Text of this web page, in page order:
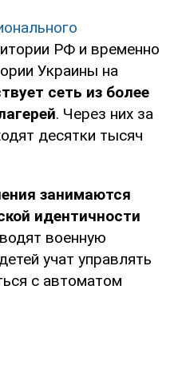
РФ и временно
Украины на
сеть из более
. Через них за
десятки тысяч
занимаются
идентичности
военную
учат управлять
с автоматом